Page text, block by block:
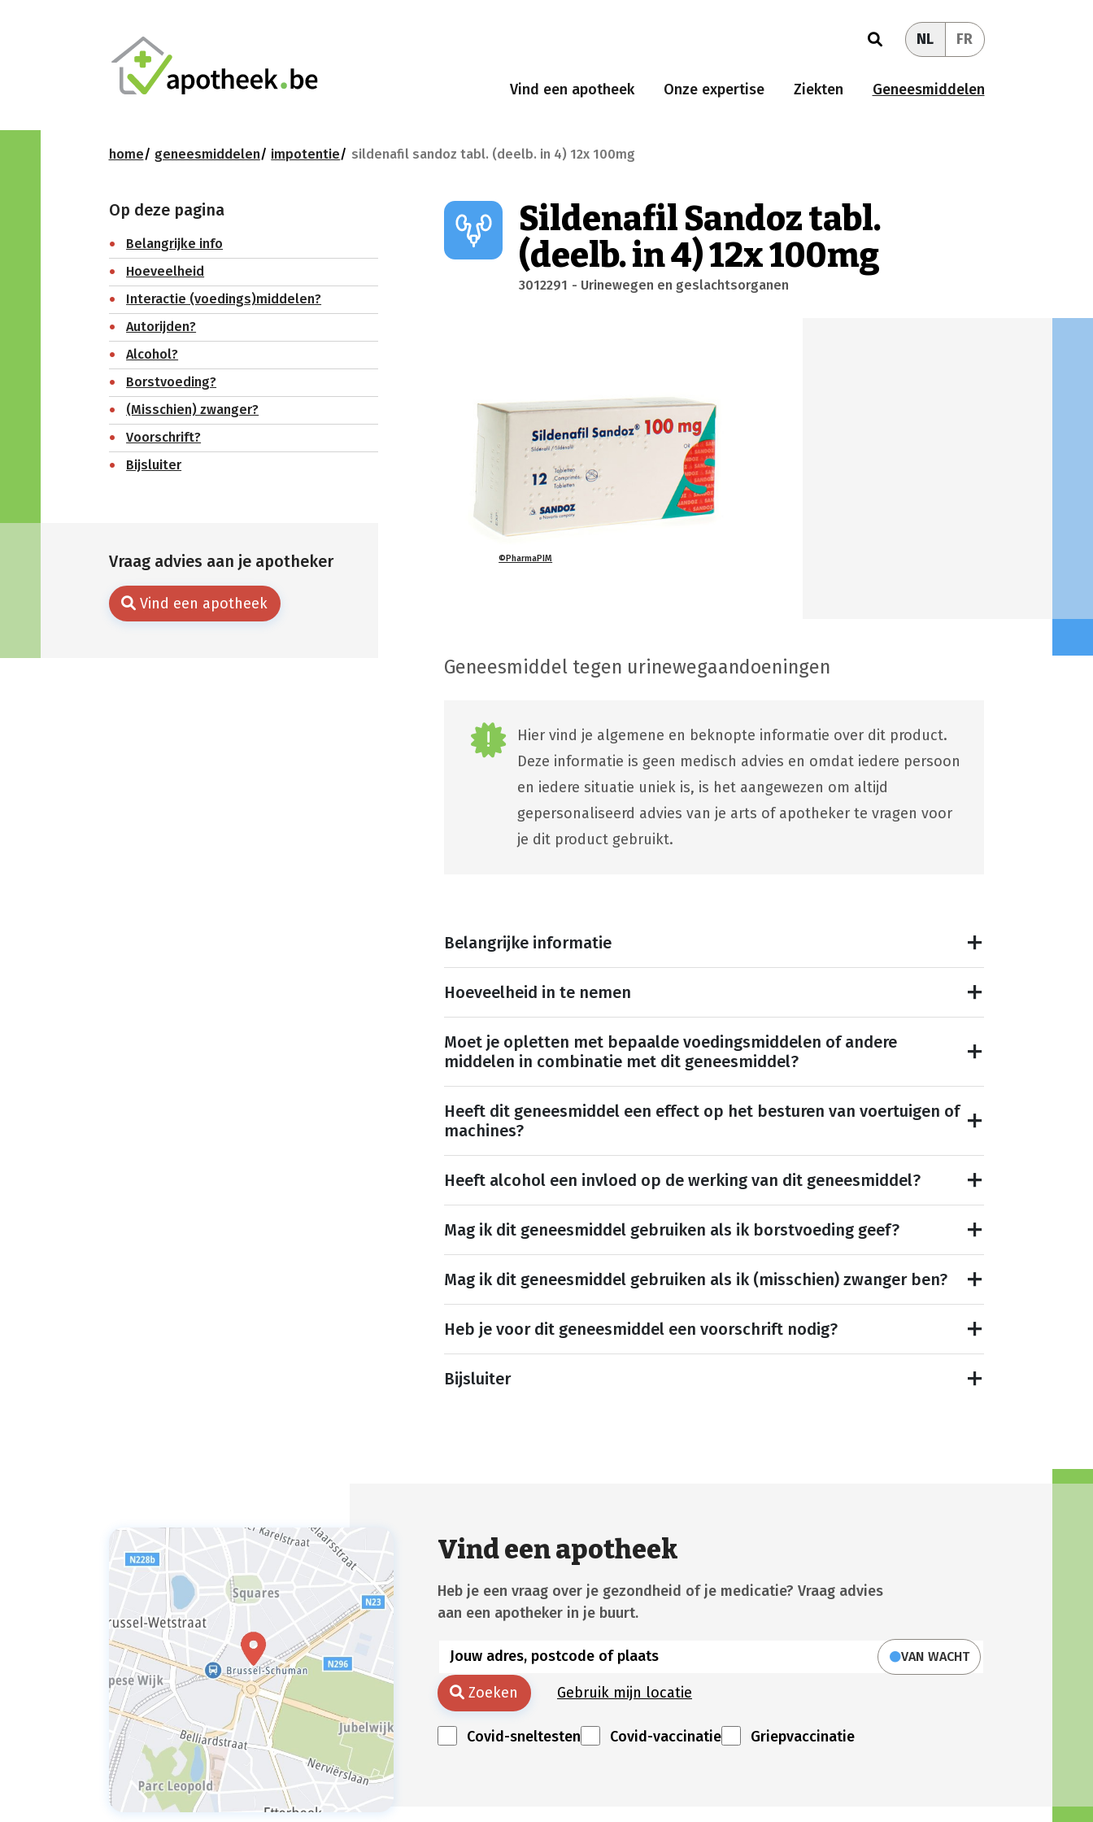
NL FR
Vind een apotheek Onze expertise Ziekten Geneesmiddelen
home geneesmiddelen impotentie sildenafil sandoz tabl. (deelb. in 4) 12x 100mg
Vraag advies aan je apotheker
Vind een apotheek
Op deze pagina
Belangrijke info
Hoeveelheid
Interactie (voedings)middelen?
Autorijden?
Alcohol?
Borstvoeding?
(Misschien) zwanger?
Voorschrift?
Bijsluiter
Sildenafil Sandoz tabl.
(deelb. in 4) 12x 100mg
3012291 - Urinewegen en geslachtsorganen
©PharmaPIM
Geneesmiddel tegen urinewegaandoeningen
Hier vind je algemene en beknopte informatie over dit product.
Deze informatie is geen medisch advies en omdat iedere persoon
en iedere situatie uniek is, is het aangewezen om altijd
gepersonaliseerd advies van je arts of apotheker te vragen voor
je dit product gebruikt.
Belangrijke informatie
Hoeveelheid in te nemen
Moet je opletten met bepaalde voedingsmiddelen of andere
middelen in combinatie met dit geneesmiddel?
Heeft dit geneesmiddel een effect op het besturen van voertuigen of
machines?
Heeft alcohol een invloed op de werking van dit geneesmiddel?
Mag ik dit geneesmiddel gebruiken als ik borstvoeding geef?
Mag ik dit geneesmiddel gebruiken als ik (misschien) zwanger ben?
Heb je voor dit geneesmiddel een voorschrift nodig?
Bijsluiter
Vind een apotheek
Heb je een vraag over je gezondheid of je medicatie? Vraag advies
aan een apotheker in je buurt.
VAN WACHT
Zoeken Gebruik mijn locatie
Covid-sneltesten Covid-vaccinatie Griepvaccinatie